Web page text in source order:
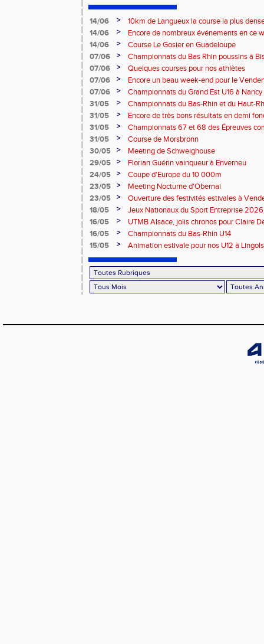
14/06 >
10km de Langueux la course la plus
14/06
>
Encore de nombreux événements en ce
14/06
>
Course Le Gosier en Guadeloupe
07/06
>
Championnats du Bas Rhin poussins à
07/06
>
Quelques courses pour nos athlètes
07/06
>
Encore un beau week-end pour le
07/06
>
Championnats du Grand Est U16 à Nancy
31/05
>
Championnats du Bas-Rhin et du Haut-
combinées – La Wantzenau
31/05 >
Encore de très bons résultats en demi
31/05
>
Championnats 67 et 68 des Épreuves
31/05
>
Course de Morsbronn
30/05
>
Meeting de Schweighouse
29/05
>
Florian Guérin vainqueur à Enverneu
24/05
>
Coupe d'Europe du 10 000m
23/05
>
Meeting Nocturne d'Obernai
23/05
>
Ouverture des festivités estivales à
18/05
>
Jeux Nationaux du Sport Entreprise
16/05
>
UTMB Alsace, jolis chronos pour Claire
16/05
>
Championnats du Bas-Rhin U14
15/05
> Animation estivale pour nos U12 à